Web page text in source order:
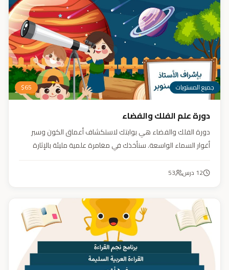
جميع المستويات $65
دورة علم الفلك والفضاء
دورة الفلك والفضاء هي بوابتك لاستكشاف أعماق الكون وسبر
أغوار السماء الواسعة. سنأخذك في مغامرة علمية مليئة بالإثارة
عقلك وتثري خيالك، لتمنحك رؤية جديدة للكون وتفتح لك آفاقاً لا
12 درس 53